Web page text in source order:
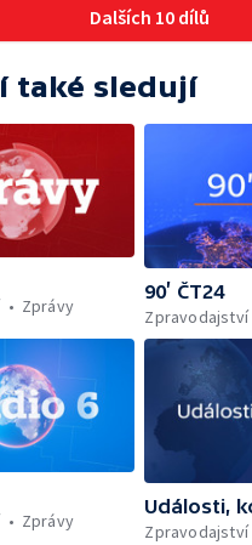
Dalších 10 dílů
také sledují
Zprávy
90’ ČT24
Zpravodajství
Zprávy
Události,
Zpravodajství